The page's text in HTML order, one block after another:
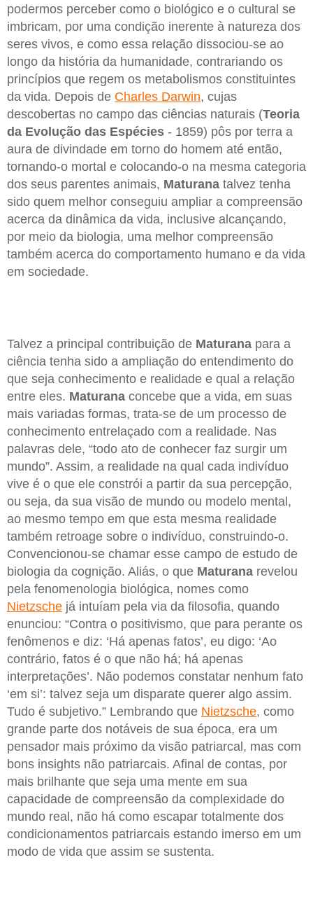
podermos perceber como o biológico e o cultural se
imbricam, por uma condição inerente à natureza dos
seres vivos, e como essa relação dissociou-se ao
longo da história da humanidade, contrariando os
princípios que regem os metabolismos constituintes
da vida. Depois de Charles Darwin, cujas
descobertas no campo das ciências naturais (Teoria
da Evolução das Espécies - 1859) pôs por terra a
aura de divindade em torno do homem até então,
tornando-o mortal e colocando-o na mesma categoria
dos seus parentes animais, Maturana talvez tenha
sido quem melhor conseguiu ampliar a compreensão
acerca da dinâmica da vida, inclusive alcançando,
por meio da biologia, uma melhor compreensão
também acerca do comportamento humano e da vida
em sociedade.
Talvez a principal contribuição de Maturana para a
ciência tenha sido a ampliação do entendimento do
que seja conhecimento e realidade e qual a relação
entre eles. Maturana concebe que a vida, em suas
mais variadas formas, trata-se de um processo de
conhecimento entrelaçado com a realidade. Nas
palavras dele, “todo ato de conhecer faz surgir um
mundo”. Assim, a realidade na qual cada indivíduo
vive é o que ele constrói a partir da sua percepção,
ou seja, da sua visão de mundo ou modelo mental,
ao mesmo tempo em que esta mesma realidade
também retroage sobre o indivíduo, construindo-o.
Convencionou-se chamar esse campo de estudo de
biologia da cognição. Aliás, o que Maturana revelou
pela fenomenologia biológica, nomes como
Nietzsche já intuíam pela via da filosofia, quando
enunciou: “Contra o positivismo, que para perante os
fenômenos e diz: ‘Há apenas fatos’, eu digo: ‘Ao
contrário, fatos é o que não há; há apenas
interpretações’. Não podemos constatar nenhum fato
‘em si’: talvez seja um disparate querer algo assim.
Tudo é subjetivo.” Lembrando que Nietzsche, como
grande parte dos notáveis de sua época, era um
pensador mais próximo da visão patriarcal, mas com
bons insights não patriarcais. Afinal de contas, por
mais brilhante que seja uma mente em sua
capacidade de compreensão da complexidade do
mundo real, não há como escapar totalmente dos
condicionamentos patriarcais estando imerso em um
modo de vida que assim se sustenta.